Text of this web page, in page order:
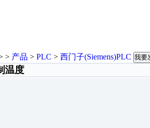
> 产品 > PLC > 西门子(Siemens)PLC 我要
温度